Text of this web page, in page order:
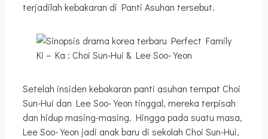
terjadilah kebakaran di Panti Asuhan tersebut.
Ki – Ka : Choi Sun-Hui & Lee Soo-Yeon
Setelah insiden kebakaran panti asuhan tempat Choi
Sun-Hui dan Lee Soo-Yeon tinggal, mereka terpisah
dan hidup masing-masing. Hingga pada suatu masa,
Lee Soo-Yeon jadi anak baru di sekolah Choi Sun-Hui,